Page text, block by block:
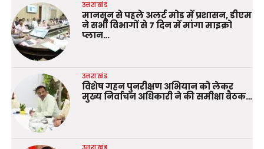
उत्तराखंड
मानसून से पहले अलर्ट मोड में प्रशासन, डीएम
ने सभी विभागों से 7 दिन में मांगा माइक्रो
प्लान…
उत्तराखंड
विशेष गहन पुनरीक्षण अभियान को लेकर
मुख्य निर्वाचन अधिकारी ने की समीक्षा बैठक…